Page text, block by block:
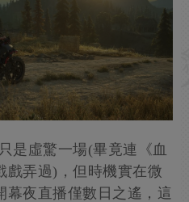
是虛驚一場(畢竟連《血
戲弄過)，但時機實在微
夜直播僅數日之遙，這